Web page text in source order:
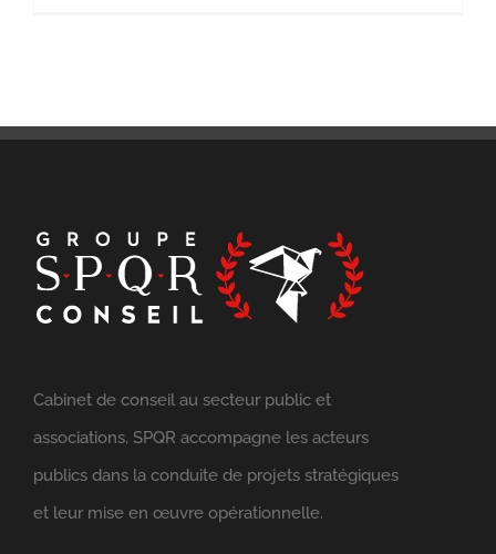
Cabinet de conseil au secteur public et
associations, SPQR accompagne les acteurs
publics dans la conduite de projets stratégiques
et leur mise en œuvre opérationnelle.